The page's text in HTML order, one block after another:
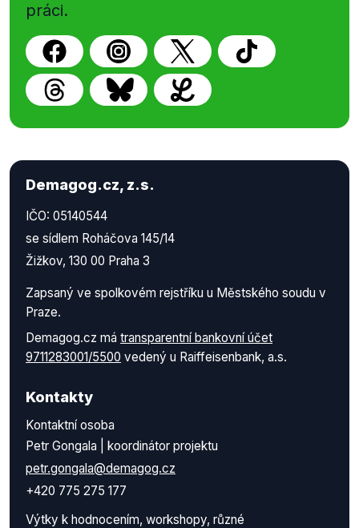
práci.
Demagog.cz, z.s.
IČO: 05140544
se sídlem Roháčova 145/14
Žižkov, 130 00 Praha 3
Zapsaný ve spolkovém rejstříku u Městského soudu v
Praze.
Demagog.cz má transparentní bankovní účet
9711283001/5500 vedený u Raiffeisenbank, a.s.
Kontakty
Kontaktní osoba
Petr Gongala | koordinátor projektu
petr.gongala@demagog.cz
+420 775 275 177
Výtky k hodnocením, workshopy, různé